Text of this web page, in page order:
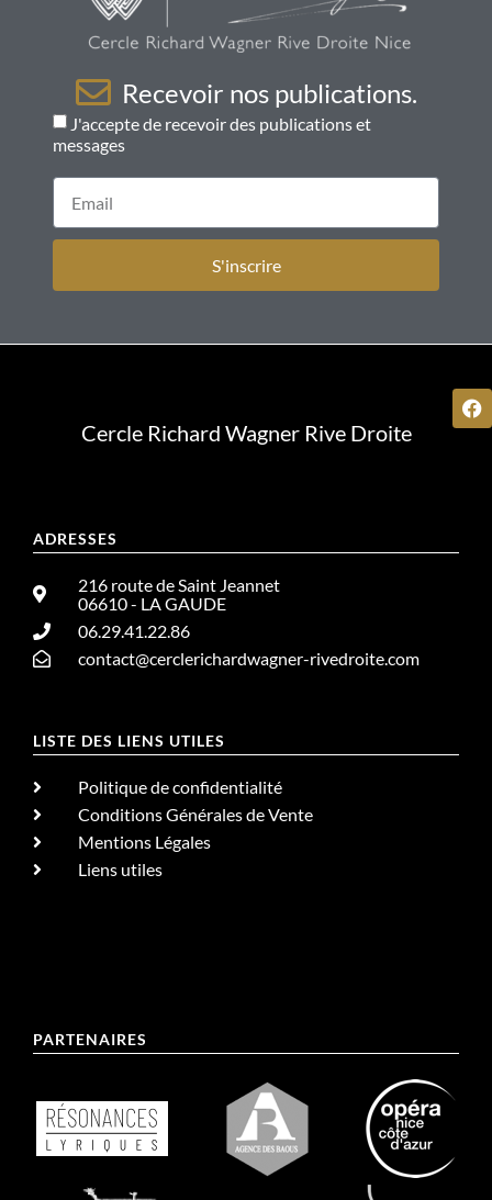
Recevoir nos publications.
J'accepte de recevoir des publications et
messages
S'inscrire
ADRESSES
216 route de Saint Jeannet
06610 - LA GAUDE
06.29.41.22.86
contact@cerclerichardwagner-rivedroite.com
LISTE DES LIENS UTILES
Politique de confidentialité
Conditions Générales de Vente
Mentions Légales
Liens utiles
Cercle Richard Wagner Rive Droite
PARTENAIRES